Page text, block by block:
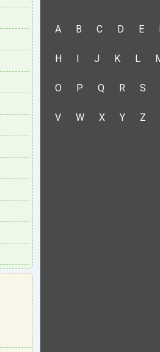
A B C D E
H I J K L
O P Q R S
V W X Y Z